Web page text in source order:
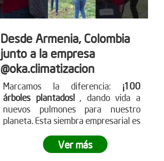
Desde Armenia, Colombia
junto a la empresa
@oka.climatizacion
Marcamos la diferencia: ¡100
árboles plantados! , dando vida a
nuevos pulmones para nuestro
planeta. Esta siembra empresarial es
y sostenible.
¿Tu empresa está lista
para ser parte del cambio?
Ver más